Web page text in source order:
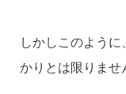
しかしこのよう
かりとは限りませ